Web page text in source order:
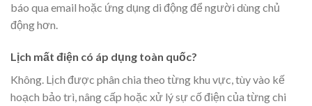
báo qua email hoặc ứng dụng di động để người dùng chủ
động hơn.
Lịch mất điện có áp dụng toàn quốc?
Không. Lịch được phân chia theo từng khu vực, tùy vào kế
hoạch bảo trì, nâng cấp hoặc xử lý sự cố điện của từng chi